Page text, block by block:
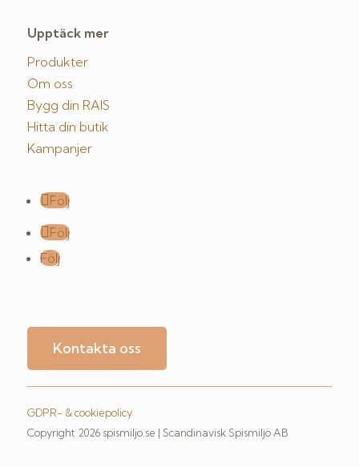
Upptäck mer
Produkter
Om oss
Bygg din RAIS
Hitta din butik
Kampanjer
Följ
Följ
Följ
Kontakta oss
GDPR- & cookiepolicy
Copyright 2026 spismiljo.se | Scandinavisk Spismiljö AB